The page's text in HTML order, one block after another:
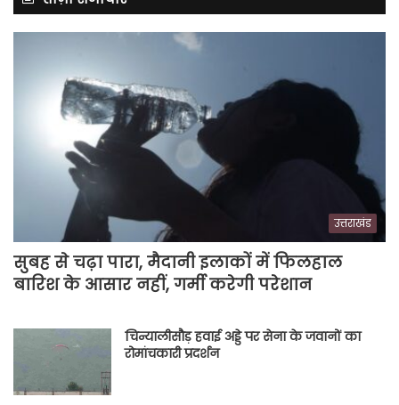
उत्तराखंड
सुबह से चढ़ा पारा, मैदानी इलाकों में फिलहाल
बारिश के आसार नहीं, गर्मी करेगी परेशान
चिन्यालीसौड़ हवाई अड्डे पर सेना के जवानों का
रोमांचकारी प्रदर्शन